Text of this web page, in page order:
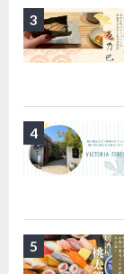
3
4
5